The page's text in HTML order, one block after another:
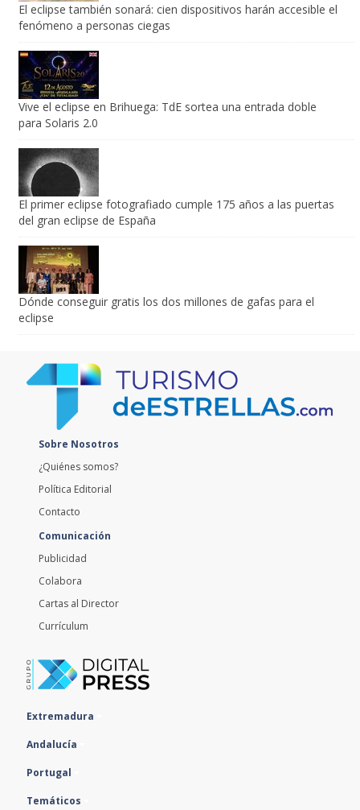
El eclipse también sonará: cien dispositivos harán accesible el
fenómeno a personas ciegas
Vive el eclipse en Brihuega: TdE sortea una entrada doble
para Solaris 2.0
El primer eclipse fotografiado cumple 175 años a las puertas
del gran eclipse de España
Dónde conseguir gratis los dos millones de gafas para el
eclipse
Sobre Nosotros
¿Quiénes somos?
Política Editorial
Contacto
Comunicación
Publicidad
Colabora
Cartas al Director
Currículum
Extremadura
Andalucía
Portugal
Temáticos